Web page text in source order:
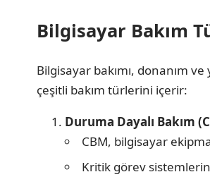
Bilgisayar Bakım
Bilgisayar bakımı, donanım
çeşitli bakım türlerini içerir:
Duruma Dayalı Bakım
CBM, bilgisayar
Kritik görev